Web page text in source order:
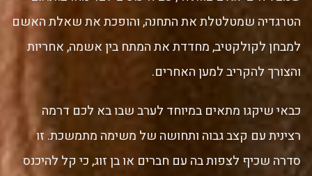
הטרגדיה שמטלטלת את התחנה, והופכת את שאלת האשם
למבחן לקולקטיב, מחדדת את המתח בין אשמה, אחריות
והצורך להקריב למען האחרים.
כבאי שיקגו מתאים במיוחד לערב שבו בא לכם דרמה
רצינית עם קצב גבוה ותחושה של משימה מתמשכת. זו
סדרה שכיף לצפות בה עם חברים או בן זוג, כי קל להיכנס